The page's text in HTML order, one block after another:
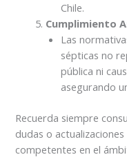
Chile.
Cumplimiento
Las
sépticas no
pública ni
asegurando
Recuerda siempre
dudas o
competentes en el